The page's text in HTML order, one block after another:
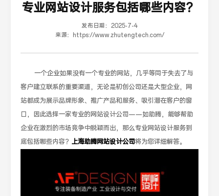
专业网站设计服务包括哪些内容？
发布日期：
2025-7-4
来源：
https://www.zhutengtech.com/
一个企业如果没有一个专业的网站，几乎等同于失去了与
客户建立联系的重要渠道，无论是初创公司还是大型企业，网
站都成为展示品牌形象、推广产品和服务、吸引潜在客户的窗
口，因此选择一家专业的网站设计公司——如助腾，能够帮助
企业在激烈的市场竞争中脱颖而出，那么专业网站设计服务到
底包括哪些内容？ 上海助腾网站设计公司将为您详细解答。